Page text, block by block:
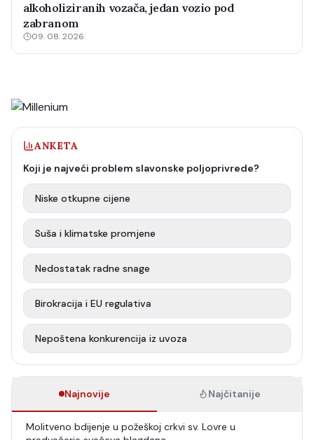
alkoholiziranih vozača, jedan vozio pod
zabranom
09. 08. 2026.
ANKETA
Koji je najveći problem slavonske poljoprivrede?
Niske otkupne cijene
Suša i klimatske promjene
Nedostatak radne snage
Birokracija i EU regulativa
Nepoštena konkurencija iz uvoza
Najnovije Najčitanije
Molitveno bdijenje u požeškoj crkvi sv. Lovre u